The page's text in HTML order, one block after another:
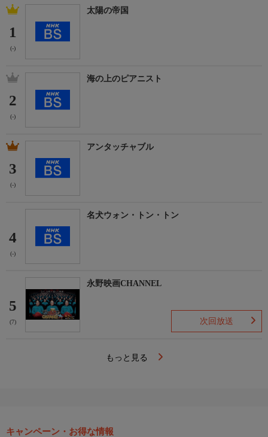
1
(-)
太陽の帝国
2
(-)
海の上のピアニスト
3
(-)
アンタッチャブル
4
(-)
名犬ウォン・トン・トン
5
(7)
永野映画CHANNEL
次回放送
もっと見る
キャンペーン・お得な情報